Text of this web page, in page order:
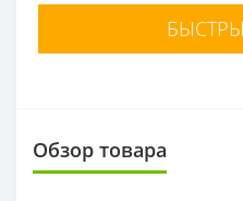
Обзор товара